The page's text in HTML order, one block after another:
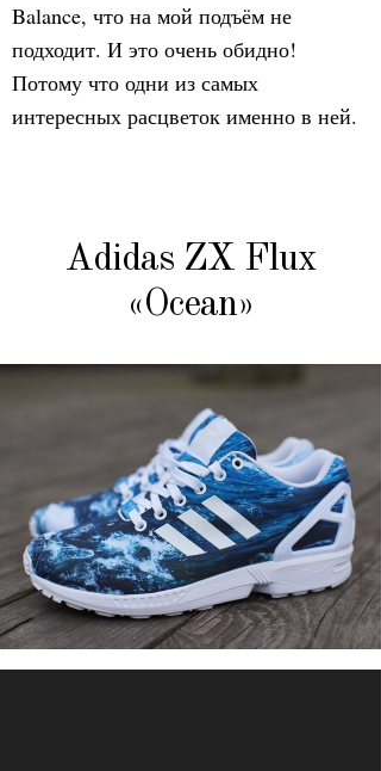
Balance, что на мой подъём не
подходит. И это очень обидно!
Потому что одни из самых
интересных расцветок именно в ней.
Adidas ZX Flux
«Ocean»